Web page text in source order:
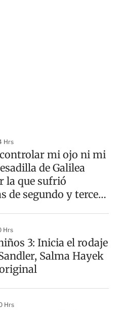
Hrs
controlar mi ojo ni mi
de Galilea
la que sufrió
de segundo y tercer
Hrs
3: Inicia el rodaje
Salma Hayek
Hrs